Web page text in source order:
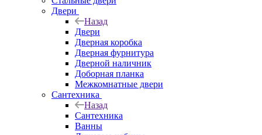
Двери
Назад
Двери
Дверная коробка
Дверная фурнитура
Дверной наличник
Доборная планка
Межкомнатные двери
Сантехника
Назад
Сантехника
Ванны